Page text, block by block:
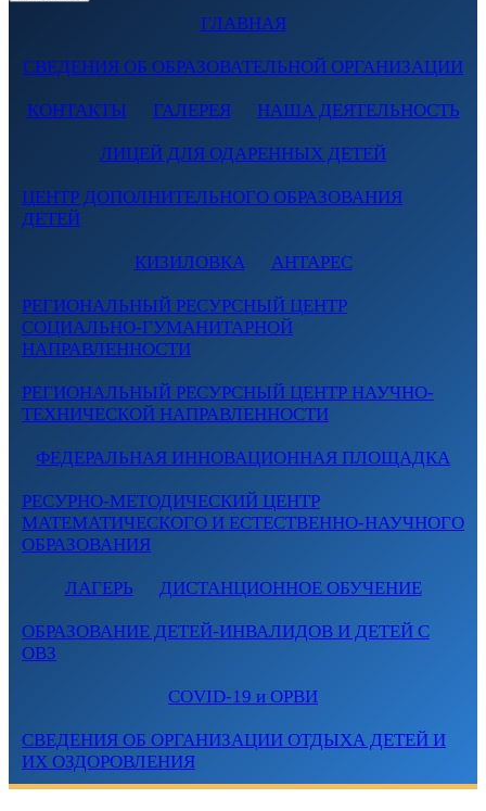
ГЛАВНАЯ
СВЕДЕНИЯ ОБ ОБРАЗОВАТЕЛЬНОЙ ОРГАНИЗАЦИИ
КОНТАКТЫ ГАЛЕРЕЯ НАША ДЕЯТЕЛЬНОСТЬ
ЛИЦЕЙ ДЛЯ ОДАРЕННЫХ ДЕТЕЙ
ЦЕНТР ДОПОЛНИТЕЛЬНОГО ОБРАЗОВАНИЯ
ДЕТЕЙ
КИЗИЛОВКА АНТАРЕС
РЕГИОНАЛЬНЫЙ РЕСУРСНЫЙ ЦЕНТР
СОЦИАЛЬНО-ГУМАНИТАРНОЙ
НАПРАВЛЕННОСТИ
РЕГИОНАЛЬНЫЙ РЕСУРСНЫЙ ЦЕНТР НАУЧНО-
ТЕХНИЧЕСКОЙ НАПРАВЛЕННОСТИ
ФЕДЕРАЛЬНАЯ ИННОВАЦИОННАЯ ПЛОЩАДКА
РЕСУРНО-МЕТОДИЧЕСКИЙ ЦЕНТР
МАТЕМАТИЧЕСКОГО И ЕСТЕСТВЕННО-НАУЧНОГО
ОБРАЗОВАНИЯ
ЛАГЕРЬ ДИСТАНЦИОННОЕ ОБУЧЕНИЕ
ОБРАЗОВАНИЕ ДЕТЕЙ-ИНВАЛИДОВ И ДЕТЕЙ С
ОВЗ
COVID-19 и ОРВИ
СВЕДЕНИЯ ОБ ОРГАНИЗАЦИИ ОТДЫХА ДЕТЕЙ И
ИХ ОЗДОРОВЛЕНИЯ